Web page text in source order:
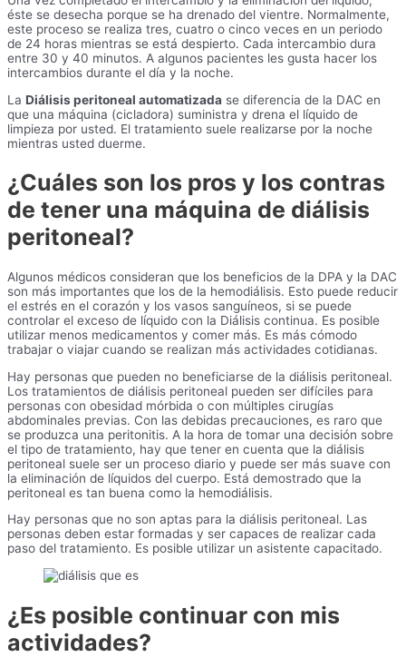
éste se desecha porque se ha drenado del vientre. Normalmente,
este proceso se realiza tres, cuatro o cinco veces en un periodo
de 24 horas mientras se está despierto. Cada intercambio dura
entre 30 y 40 minutos. A algunos pacientes les gusta hacer los
intercambios durante el día y la noche.
La Diálisis peritoneal automatizada se diferencia de la DAC en
que una máquina (cicladora) suministra y drena el líquido de
limpieza por usted. El tratamiento suele realizarse por la noche
mientras usted duerme.
¿Cuáles son los pros y los contras
de tener una máquina de diálisis
peritoneal?
Algunos médicos consideran que los beneficios de la DPA y la DAC
son más importantes que los de la hemodiálisis. Esto puede reducir
el estrés en el corazón y los vasos sanguíneos, si se puede
controlar el exceso de líquido con la Diálisis continua. Es posible
utilizar menos medicamentos y comer más. Es más cómodo
trabajar o viajar cuando se realizan más actividades cotidianas.
Hay personas que pueden no beneficiarse de la diálisis peritoneal.
Los tratamientos de diálisis peritoneal pueden ser difíciles para
personas con obesidad mórbida o con múltiples cirugías
abdominales previas. Con las debidas precauciones, es raro que
se produzca una peritonitis. A la hora de tomar una decisión sobre
el tipo de tratamiento, hay que tener en cuenta que la diálisis
peritoneal suele ser un proceso diario y puede ser más suave con
la eliminación de líquidos del cuerpo. Está demostrado que la
peritoneal es tan buena como la hemodiálisis.
Hay personas que no son aptas para la diálisis peritoneal. Las
personas deben estar formadas y ser capaces de realizar cada
paso del tratamiento. Es posible utilizar un asistente capacitado.
¿Es posible continuar con mis
actividades?